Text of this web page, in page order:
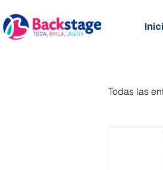
Todas las